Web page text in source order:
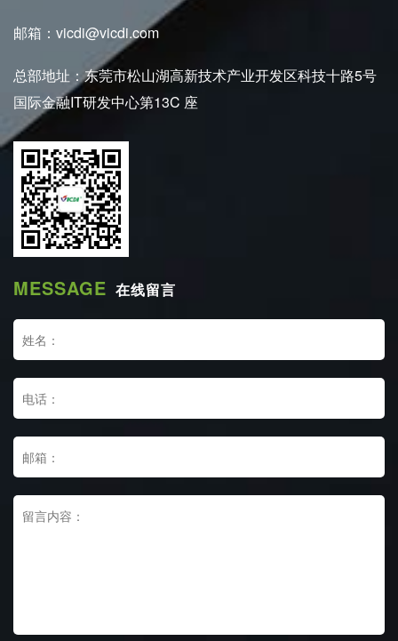
邮箱：vicdi@vicdi.com
总部地址：东莞市松山湖高新技术产业开发区科技十路5号
国际金融IT研发中心第13C 座
MESSAGE 在线留言